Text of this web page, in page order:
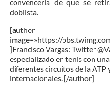
convencerla de que se
doblista.
[author
image=»https://
]Francisco Vargas: Twitter
especializado en tenis con
diferentes circuitos de la ATP
internacionales. [/author]